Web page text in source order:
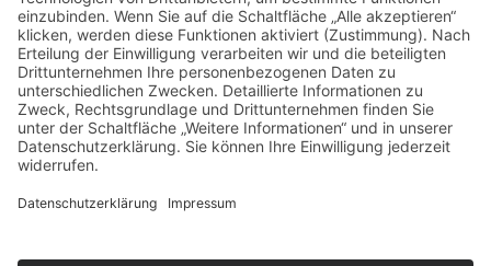
Facebook
Instagram
Umsetzung:DOUBLE-A-DESIGN
Kontakt
Impressum
Datenschutzerklärung
Mitgliederbereich